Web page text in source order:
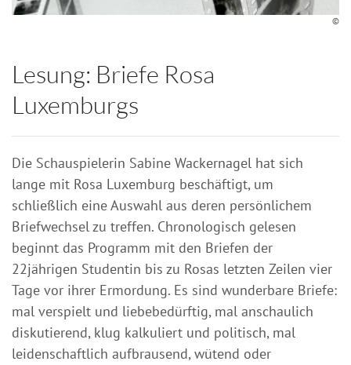
©
Lesung: Briefe Rosa
Luxemburgs
Die Schauspielerin Sabine Wackernagel hat sich
lange mit Rosa Luxemburg beschäftigt, um
schließlich eine Auswahl aus deren persönlichem
Briefwechsel zu treffen. Chronologisch gelesen
beginnt das Programm mit den Briefen der
22jährigen Studentin bis zu Rosas letzten Zeilen vier
Tage vor ihrer Ermordung. Es sind wunderbare Briefe:
mal verspielt und liebebedürftig, mal anschaulich
diskutierend, klug kalkuliert und politisch, mal
leidenschaftlich aufbrausend, wütend oder